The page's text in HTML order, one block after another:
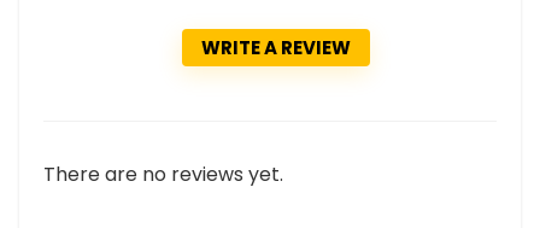
WRITE A REVIEW
There are no reviews yet.